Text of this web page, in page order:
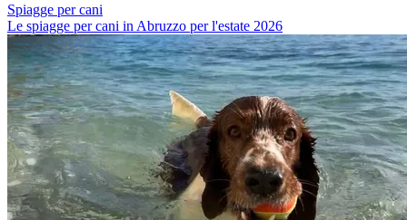
Spiagge per cani
Le spiagge per cani in Abruzzo per l'estate 2026